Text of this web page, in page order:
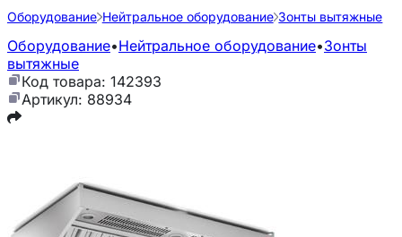
Оборудование Нейтральное оборудование Зонты вытяжные
Оборудование•Нейтральное оборудование•Зонты
вытяжные
Код товара: 142393
Артикул: 88934